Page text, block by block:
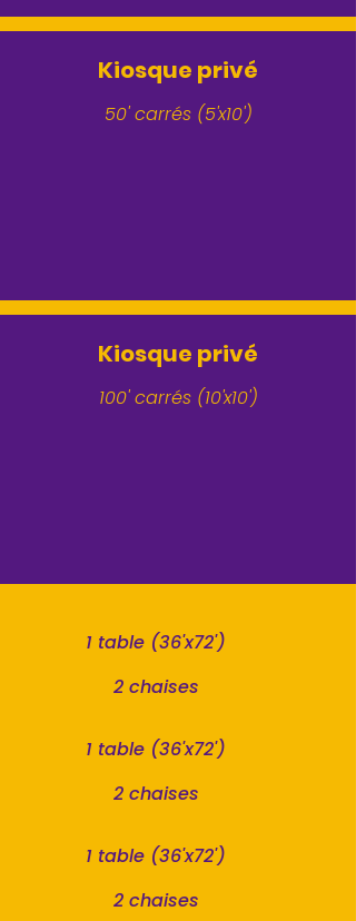
Kiosque privé
50' carrés (5'x10')
Kiosque privé
100' carrés (10'x10')
1 table (36'x72')
2 chaises
1 table (36'x72')
2 chaises
1 table (36'x72')
2 chaises